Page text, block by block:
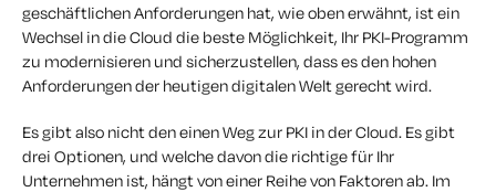
geschäftlichen Anforderungen hat, wie oben erwähnt, ist ein
Wechsel in die Cloud die beste Möglichkeit, Ihr PKI-Programm
zu modernisieren und sicherzustellen, dass es den hohen
Anforderungen der heutigen digitalen Welt gerecht wird.
Es gibt also nicht den einen Weg zur PKI in der Cloud. Es gibt
drei Optionen, und welche davon die richtige für Ihr
Unternehmen ist, hängt von einer Reihe von Faktoren ab. Im